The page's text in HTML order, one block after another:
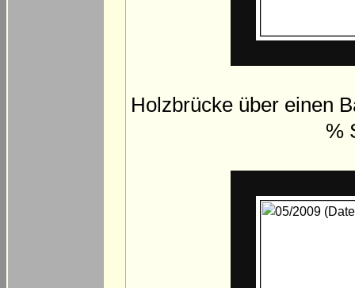
Holzbrücke über einen
%